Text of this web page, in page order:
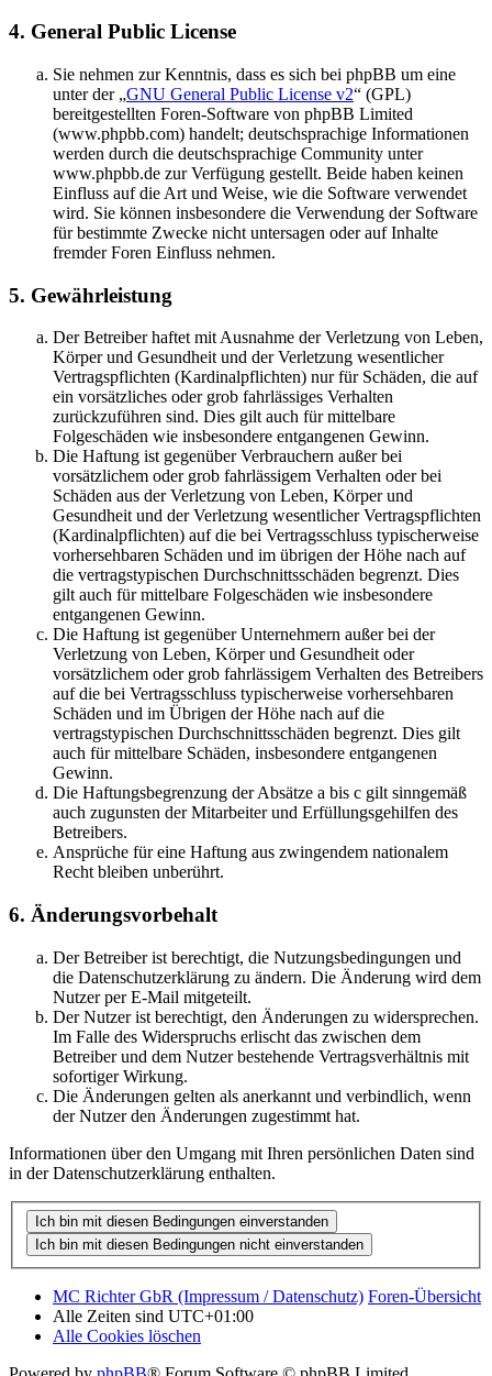
4. General Public License
Sie nehmen zur Kenntnis, dass es sich bei phpBB um eine
unter der „GNU General Public License v2“ (GPL)
bereitgestellten Foren-Software von phpBB Limited
(www.phpbb.com) handelt; deutschsprachige Informationen
werden durch die deutschsprachige Community unter
www.phpbb.de zur Verfügung gestellt. Beide haben keinen
Einfluss auf die Art und Weise, wie die Software verwendet
wird. Sie können insbesondere die Verwendung der Software
für bestimmte Zwecke nicht untersagen oder auf Inhalte
fremder Foren Einfluss nehmen.
5. Gewährleistung
Der Betreiber haftet mit Ausnahme der Verletzung von Leben,
Körper und Gesundheit und der Verletzung wesentlicher
Vertragspflichten (Kardinalpflichten) nur für Schäden, die auf
ein vorsätzliches oder grob fahrlässiges Verhalten
zurückzuführen sind. Dies gilt auch für mittelbare
Folgeschäden wie insbesondere entgangenen Gewinn.
Die Haftung ist gegenüber Verbrauchern außer bei
vorsätzlichem oder grob fahrlässigem Verhalten oder bei
Schäden aus der Verletzung von Leben, Körper und
Gesundheit und der Verletzung wesentlicher Vertragspflichten
(Kardinalpflichten) auf die bei Vertragsschluss typischerweise
vorhersehbaren Schäden und im übrigen der Höhe nach auf
die vertragstypischen Durchschnittsschäden begrenzt. Dies
gilt auch für mittelbare Folgeschäden wie insbesondere
entgangenen Gewinn.
Die Haftung ist gegenüber Unternehmern außer bei der
Verletzung von Leben, Körper und Gesundheit oder
vorsätzlichem oder grob fahrlässigem Verhalten des Betreibers
auf die bei Vertragsschluss typischerweise vorhersehbaren
Schäden und im Übrigen der Höhe nach auf die
vertragstypischen Durchschnittsschäden begrenzt. Dies gilt
auch für mittelbare Schäden, insbesondere entgangenen
Gewinn.
Die Haftungsbegrenzung der Absätze a bis c gilt sinngemäß
auch zugunsten der Mitarbeiter und Erfüllungsgehilfen des
Betreibers.
Ansprüche für eine Haftung aus zwingendem nationalem
Recht bleiben unberührt.
6. Änderungsvorbehalt
Der Betreiber ist berechtigt, die Nutzungsbedingungen und
die Datenschutzerklärung zu ändern. Die Änderung wird dem
Nutzer per E-Mail mitgeteilt.
Der Nutzer ist berechtigt, den Änderungen zu widersprechen.
Im Falle des Widerspruchs erlischt das zwischen dem
Betreiber und dem Nutzer bestehende Vertragsverhältnis mit
sofortiger Wirkung.
Die Änderungen gelten als anerkannt und verbindlich, wenn
der Nutzer den Änderungen zugestimmt hat.
Informationen über den Umgang mit Ihren persönlichen Daten sind
in der Datenschutzerklärung enthalten.
MC Richter GbR (Impressum / Datenschutz) Foren-Übersicht
Alle Zeiten sind UTC+01:00
Alle Cookies löschen